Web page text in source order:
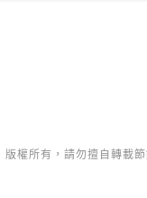
版權所有，請勿擅自轉載